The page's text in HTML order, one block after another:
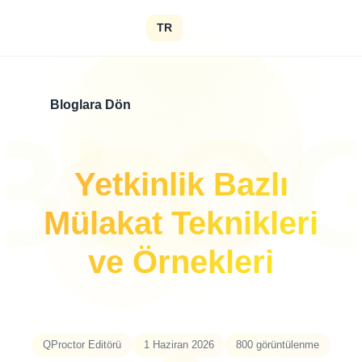
TR
Bloglara Dön
Yetkinlik Bazlı
Mülakat Teknikleri
ve Örnekleri
QProctor Editörü 1 Haziran 2026 800 görüntülenme